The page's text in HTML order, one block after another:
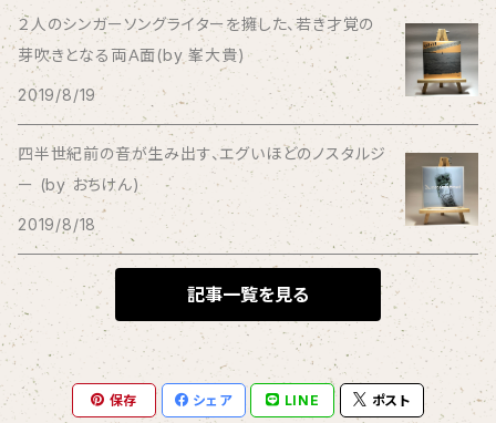
BBBBBBB
The BEG
The Beths
THE BLACK SHANSONS
BLONDnewHALF
Blondy
BOAR HUNTER
２人のシンガーソングライターを擁した、若き才覚の
芽吹きとなる両Ａ面(by 峯大貴)
2019/8/19
四半世紀前の音が生み出す、エグいほどのノスタルジ
ー (by おちけん)
2019/8/18
記事一覧を見る
保存 シェア LINE ポスト